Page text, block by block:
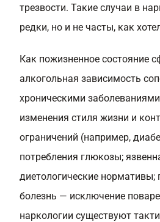
трезвости. Такие случаи в
редки, но и не часты, как
Как пожизненное состояние
алкогольная зависимость
хроническими
изменения стиля жизни и
ограничений (например,
потребления глюкозы;
диетологические нормативы;
болезнь — исключение
наркологии существуют